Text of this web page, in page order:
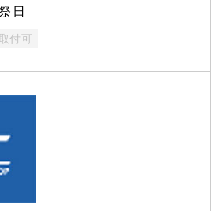
日
付可